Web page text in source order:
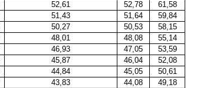
52,61 52,78
61,58
51,43 51,64
59,84
50,27 50,53 58,15
48,01 48,08
55,14
46,93 47,05
53,59
45,87 46,04
52,08
44,84 45,05
50,61
43,83 44,08
49,18